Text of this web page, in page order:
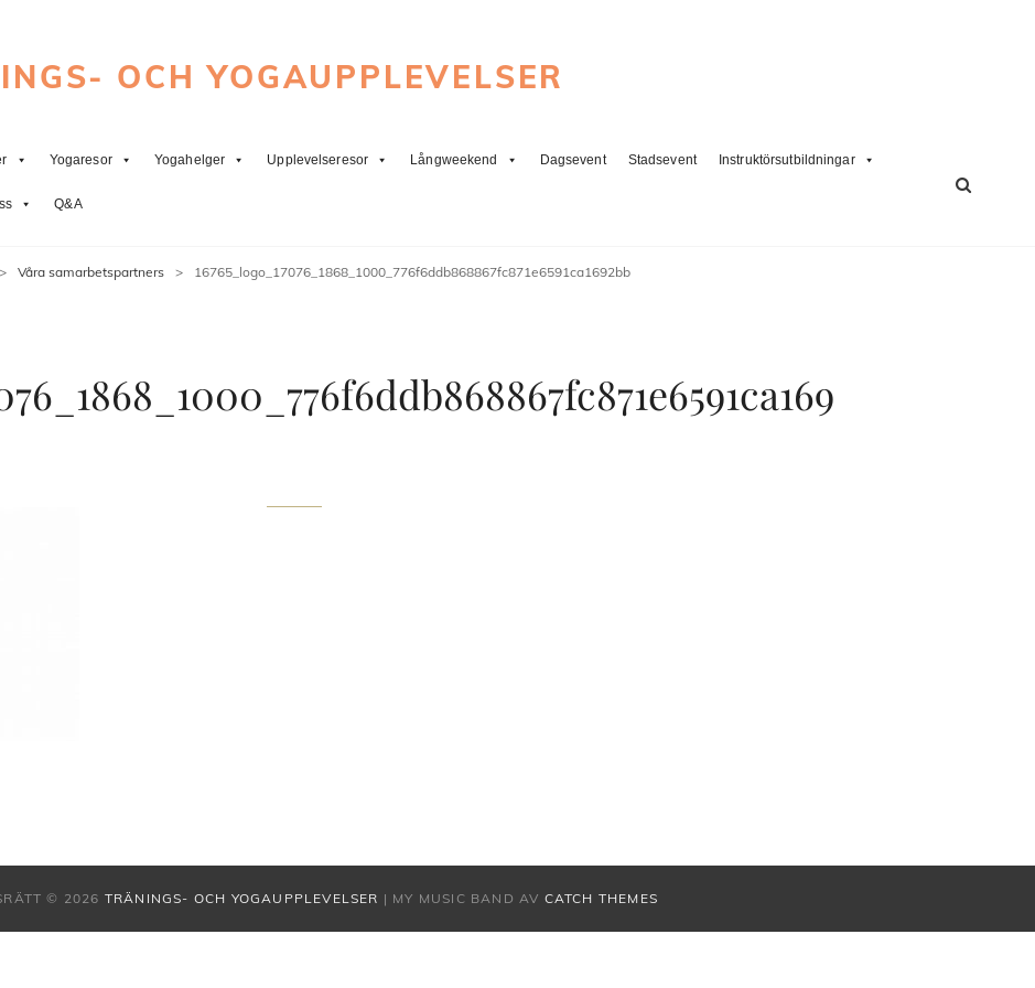
OCH YOGAUPPLEVELSER
Yogaresor Yogahelger Upplevelseresor Långweekend Dagsevent Stadsevent Instruktörsutbildningar
Q&A
> Våra samarbetspartners > 16765_logo_17076_1868_1000_776f6ddb868867fc871e6591ca1692bb
© 2026 TRÄNINGS- OCH YOGAUPPLEVELSER | MY MUSIC BAND AV CATCH THEMES